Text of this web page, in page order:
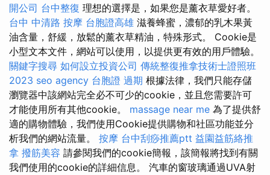
開公司 台中整復 理想的選擇是，如果您是薰衣草愛好者。
台中 中清路 按摩 台胞證高雄 滋養蜂蜜，濃郁的乳木果黃
油含量，舒緩，放鬆的薰衣草精油，特殊形式。 Cookie是
小型文本文件，網站可以使用，以提供更有效的用戶體驗。
關鍵字搜尋 如何設立投資公司 傳統整復推拿技術士證照班
2023 seo agency 台胞證 過期 根據法律，我們只能存儲
瀏覽器中該網站完全必不可少的cookie，並且您需要許可
才能使用所有其他cookie。 massage near me 為了提供舒
適的購物體驗，我們使用Cookie提供購物和社區功能並分
析我們的網站流量。 按摩 台中刮痧推薦ptt 益園益筋絡推
拿 撥筋美容 請參閱我們的cookie簡報，該簡報將找到有關
我們使用的cookie的詳細信息。 汽車的窗玻璃通過UVA射